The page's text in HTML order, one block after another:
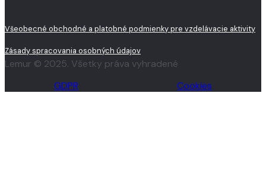
Všeobecné obchodné a platobné podmienky pre vzdelávacie aktivity
Zásady spracovania osobných údajov
Lemur © 2025. Všetky práva vyhradené
GDPR
Cookies